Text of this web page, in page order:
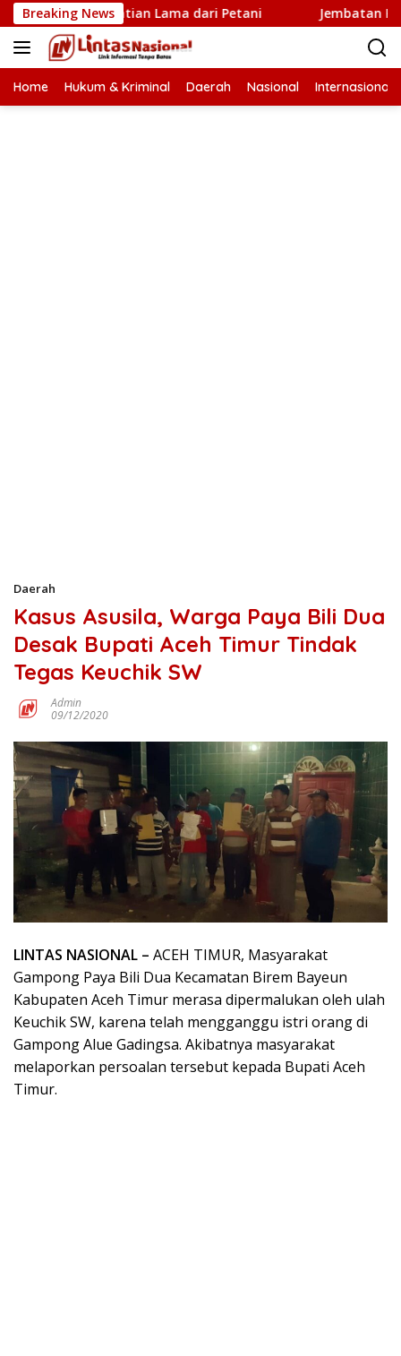
Langsung
ke
konten
Breaking News
Baru Penantian Lama dari Petani Jembatan Krueng
Home Hukum & Kriminal Daerah Nasional Internasional
Daerah
Kasus Asusila, Warga Paya Bili Dua
Desak Bupati Aceh Timur Tindak
Tegas Keuchik SW
Admin
09/12/2020
LINTAS NASIONAL – ACEH TIMUR, Masyarakat
Gampong Paya Bili Dua Kecamatan Birem Bayeun
Kabupaten Aceh Timur merasa dipermalukan oleh ulah
Keuchik SW, karena telah mengganggu istri orang di
Gampong Alue Gadingsa. Akibatnya masyarakat
melaporkan persoalan tersebut kepada Bupati Aceh
Timur.